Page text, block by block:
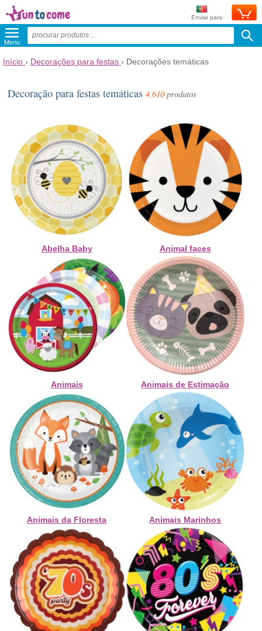
Enviar para:
Menu
Início › Decorações para festas › Decorações temáticas
Decoração para festas temáticas4.610produtos
Abelha Baby Animal faces
Animais Animais de Estimação
Animais da Floresta Animais Marinhos